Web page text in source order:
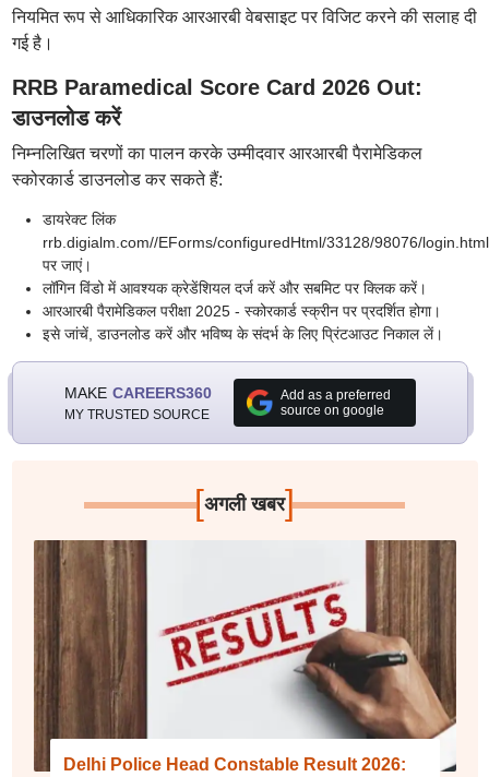
नियमित रूप से आधिकारिक आरआरबी वेबसाइट पर विजिट करने की सलाह दी
गई है।
RRB Paramedical Score Card 2026 Out:
डाउनलोड करें
निम्नलिखित चरणों का पालन करके उम्मीदवार आरआरबी पैरामेडिकल
स्कोरकार्ड डाउनलोड कर सकते हैं:
डायरेक्ट लिंक
rrb.digialm.com//EForms/configuredHtml/33128/98076/login.html
पर जाएं।
लॉगिन विंडो में आवश्यक क्रेडेंशियल दर्ज करें और सबमिट पर क्लिक करें।
आरआरबी पैरामेडिकल परीक्षा 2025 - स्कोरकार्ड स्क्रीन पर प्रदर्शित होगा।
इसे जांचें, डाउनलोड करें और भविष्य के संदर्भ के लिए प्रिंटआउट निकाल लें।
MAKE CAREERS360
MY TRUSTED SOURCE
Add as a preferred
source on google
[अगली खबर]
Delhi Police Head Constable Result 2026: